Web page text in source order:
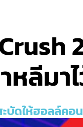
หลีม
บัดให้ฮอลล์คอ